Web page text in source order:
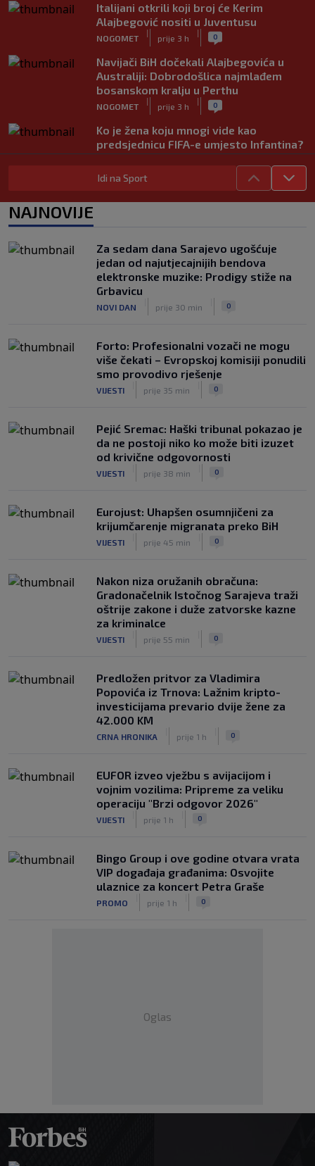
Italijani otkrili koji broj će Kerim
Alajbegović nositi u Juventusu
NOGOMET
|
prije 3 h
| 0
Navijači BiH dočekali Alajbegovića u
Australiji: Dobrodošlica najmlađem
bosanskom kralju u Perthu
NOGOMET
|
prije 3 h
| 0
Ko je žena koju mnogi vide kao
predsjednicu FIFA-e umjesto Infantina?
Uskoro mi mogla promijeniti svjetski
nogomet
|
| | 0
Lionel Messi postigao dva gola u
pobjedi Inter Miamija i ispisao historiju
Leagues Cupa (VIDEO)
Idi na Sport
NAJNOVIJE
Za sedam dana Sarajevo ugošćuje
jedan od najutjecajnijih bendova
elektronske muzike: Prodigy stiže na
Grbavicu
NOVI DAN prije 30 min 0
Forto: Profesionalni vozači ne mogu
više čekati – Evropskoj komisiji ponudili
smo provodivo rješenje
VIJESTI prije 35 min 0
Pejić Sremac: Haški tribunal pokazao je
da ne postoji niko ko može biti izuzet
od krivične odgovornosti
VIJESTI prije 38 min 0
Eurojust: Uhapšen osumnjičeni za
krijumčarenje migranata preko BiH
VIJESTI prije 45 min 0
Nakon niza oružanih obračuna:
Gradonačelnik Istočnog Sarajeva traži
oštrije zakone i duže zatvorske kazne
za kriminalce
VIJESTI prije 55 min 0
Predložen pritvor za Vladimira
Popovića iz Trnova: Lažnim kripto-
investicijama prevario dvije žene za
42.000 KM
CRNA HRONIKA prije 1 h 0
EUFOR izveo vježbu s avijacijom i
vojnim vozilima: Pripreme za veliku
operaciju "Brzi odgovor 2026"
VIJESTI prije 1 h 0
Bingo Group i ove godine otvara vrata
VIP događaja građanima: Osvojite
ulaznice za koncert Petra Graše
PROMO prije 1 h 0
Oglas